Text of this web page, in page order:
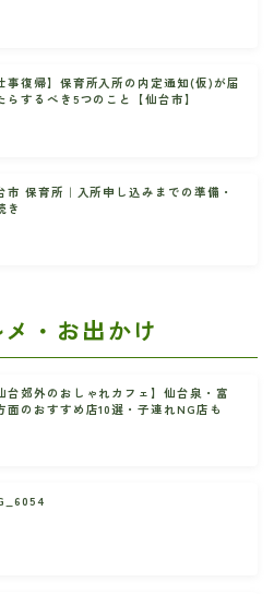
事復帰】保育所入所の内定通知(仮)が届
らするべき5つのこと【仙台市】
市 保育所｜入所申し込みまでの準備・
き
・お出かけ
台郊外のおしゃれカフェ】仙台泉・富
面のおすすめ店10選・子連れNG店も